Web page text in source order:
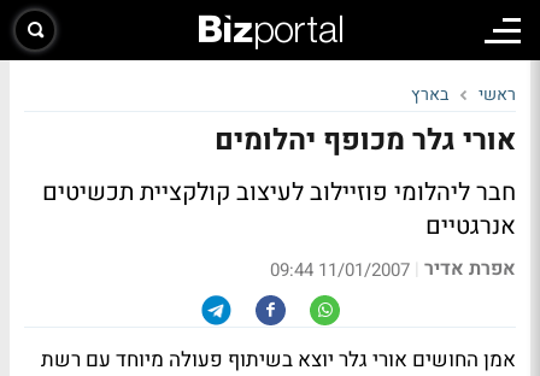
ראשי בארץ
אורי גלר מכופף יהלומים
חבר ליהלומי פוזיילוב לעיצוב קולקציית תכשיטים
אנרגטיים
אפרת אדיר |
11/01/2007 09:44
אמן החושים אורי גלר יוצא בשיתוף פעולה מיוחד עם רשת